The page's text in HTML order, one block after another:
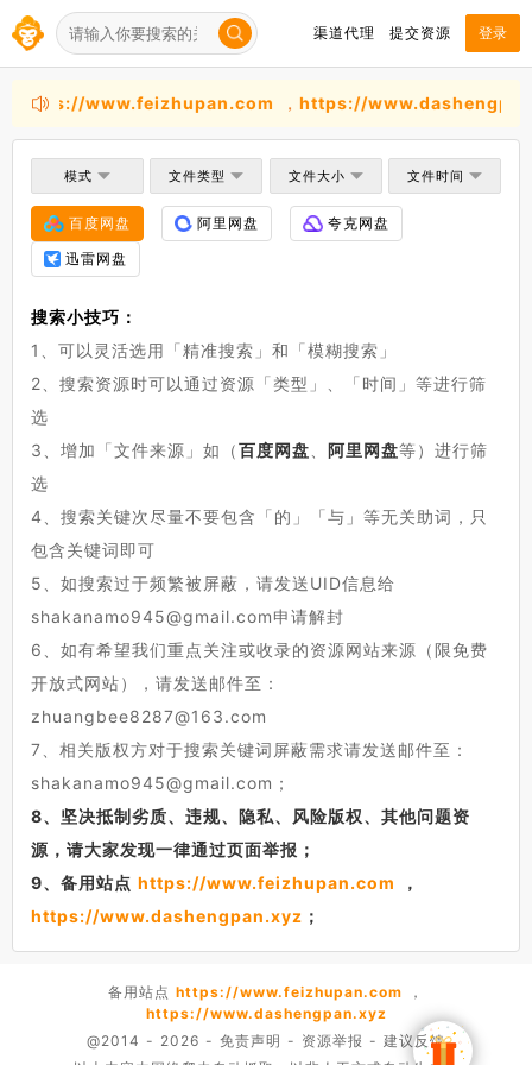
渠道代理 提交资源 登录
https://www.feizhupan.com， https://
模式 文件类型 文件大小 文件时间
百度网盘 阿里网盘
夸克网盘
迅雷网盘
搜索小技巧：
1、可以灵活选用「精准搜索」和「模糊搜索」
2、搜索资源时可以通过资源「类型」、「时间」等进行筛
选
3、增加「文件来源」如（百度网盘 阿里网盘等）进行筛
选
4、搜索关键次尽量不要包含「的」「与」等无关助词，只
包含关键词即可
5、如搜索过于频繁被屏蔽，请发送UID信息给
shakanamo945@gmail.com申请解封
6、如有希望我们重点关注或收录的资源网站来源（限免费
开放式网站），请发送邮件至：
zhuangbee8287@163.com
7、相关版权方对于搜索关键词屏蔽需求请发送邮件至：
shakanamo945@gmail.com；
8、坚决抵制劣质、违规、隐私、风险版权、其他问题资
源，请大家发现一律通过页面举报；
9、备用站点 https://www.feizhupan.com
，
https://www.dashengpan.xyz ；
备用站点 https://www.feizhupan.com ，
https://www.dashengpan.xyz
@2014 - 2026 - 免责声明 - 资源举报 - 建议反馈